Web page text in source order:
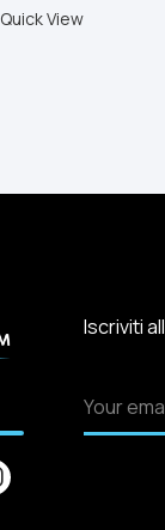
Quick View
Iscriviti